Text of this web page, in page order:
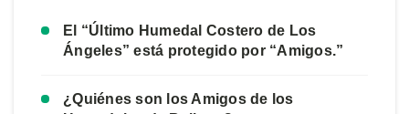
El “Último Humedal Costero de Los
Ángeles” está protegido por “Amigos.”
¿Quiénes son los Amigos de los